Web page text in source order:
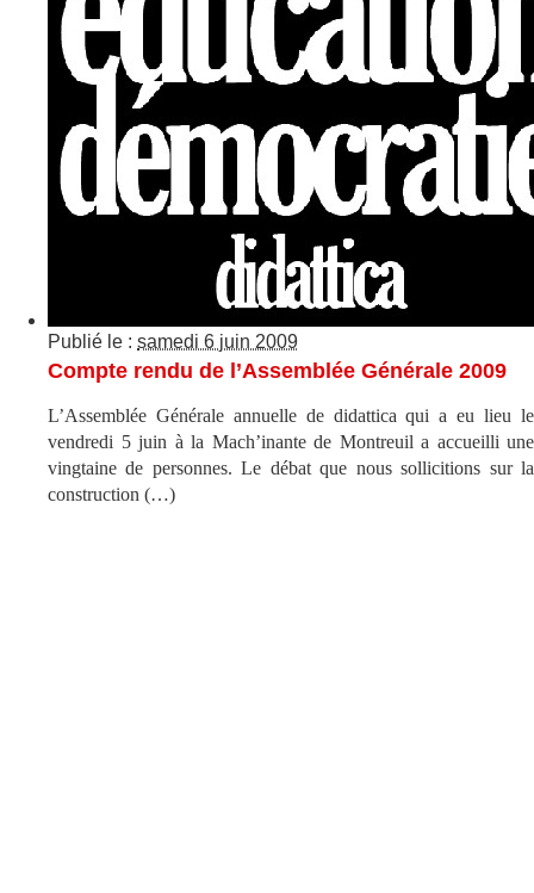
Publié le : samedi 6 juin 2009
Compte rendu de l’Assemblée Générale 2009
L’Assemblée Générale annuelle de didattica qui a eu lieu le
vendredi 5 juin à la Mach’inante de Montreuil a accueilli une
vingtaine de personnes. Le débat que nous sollicitions sur la
construction (…)